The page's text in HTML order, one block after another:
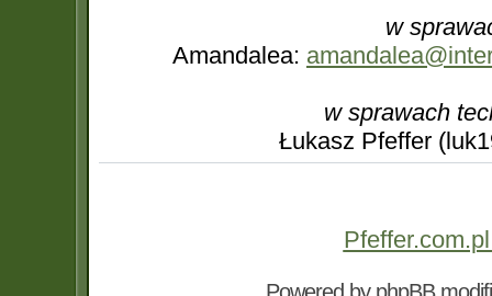
w
Amandalea:
w sprawach
Łukasz Pfeffer